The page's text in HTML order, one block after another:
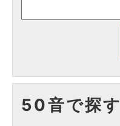
50音で探す